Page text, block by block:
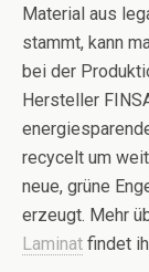
Material aus
stammt, kann
bei der
Hersteller
recycelt um
neue, grüne
erzeugt. Mehr
Laminat findet